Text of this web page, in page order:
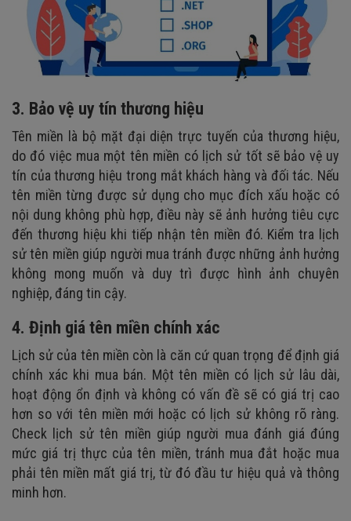
3. Bảo vệ uy tín thương hiệu
Tên miền là bộ mặt đại diện trực tuyến của thương hiệu,
do đó việc mua một tên miền có lịch sử tốt sẽ bảo vệ uy
tín của thương hiệu trong mắt khách hàng và đối tác. Nếu
tên miền từng được sử dụng cho mục đích xấu hoặc có
nội dung không phù hợp, điều này sẽ ảnh hưởng tiêu cực
đến thương hiệu khi tiếp nhận tên miền đó. Kiểm tra lịch
sử tên miền giúp người mua tránh được những ảnh hưởng
không mong muốn và duy trì được hình ảnh chuyên
nghiệp, đáng tin cậy.
4. Định giá tên miền chính xác
Lịch sử của tên miền còn là căn cứ quan trọng để định giá
chính xác khi mua bán. Một tên miền có lịch sử lâu dài,
hoạt động ổn định và không có vấn đề sẽ có giá trị cao
hơn so với tên miền mới hoặc có lịch sử không rõ ràng.
Check lịch sử tên miền giúp người mua đánh giá đúng
mức giá trị thực của tên miền, tránh mua đắt hoặc mua
phải tên miền mất giá trị, từ đó đầu tư hiệu quả và thông
minh hơn.